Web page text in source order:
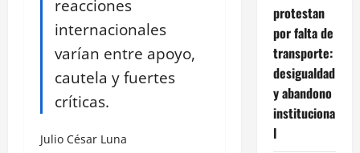
reacciones
internacionales
varían entre apoyo,
cautela y fuertes
críticas.
Julio César Luna
protestan
por falta de
transporte:
desigualdad
y abandono
instituciona
l